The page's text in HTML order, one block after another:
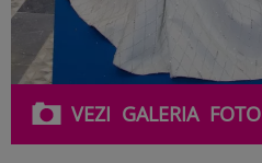
VEZI GALERIAFOTO